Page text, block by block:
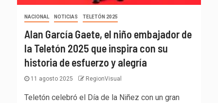
NACIONAL NOTICIAS TELETÓN 2025
Alan García Gaete, el niño embajador de
la Teletón 2025 que inspira con su
historia de esfuerzo y alegría
11 agosto 2025 RegionVisual
Teletón celebró el Día de la Niñez con un gran